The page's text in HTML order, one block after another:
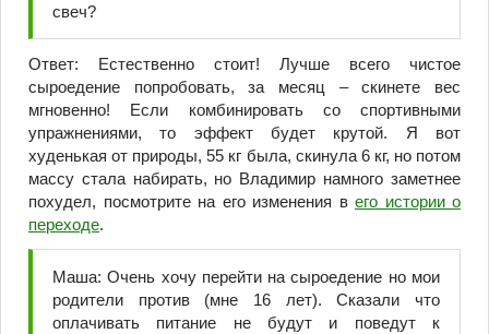
свеч?
Ответ: Естественно стоит! Лучше всего чистое
сыроедение попробовать, за месяц – скинете вес
мгновенно! Если комбинировать со спортивными
упражнениями, то эффект будет крутой. Я вот
худенькая от природы, 55 кг была, скинула 6 кг, но потом
массу стала набирать, но Владимир намного заметнее
похудел, посмотрите на его изменения в его истории о
переходе.
Маша: Очень хочу перейти на сыроедение но мои
родители против (мне 16 лет). Сказали что
оплачивать питание не будут и поведут к